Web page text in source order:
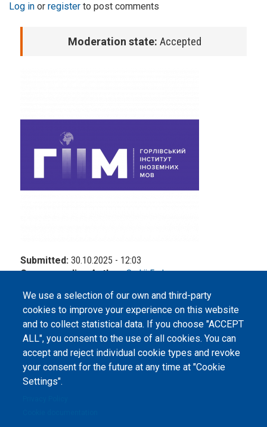
Log in or register to post comments
Moderation state: Accepted
Submitted: 30.10.2025 - 12:03
Corresponding Author:Serhii Fedorov
We use a selection of our own and third-party
cookies to improve your experience on this website
and to collect statistical data. If you choose "ACCEPT
ALL", you consent to the use of all cookies. You can
accept and reject individual cookie types and revoke
your consent for the future at any time at "Cookie
Settings".
Peers International, the open peer review platfrom,
2023-2026. |Cookie Settings.
The website content is published under